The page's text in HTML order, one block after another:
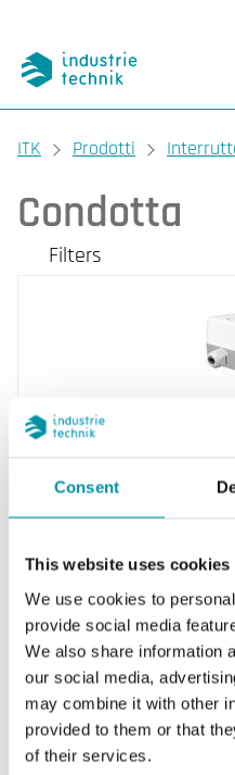
Consent
This website uses cookies
We use cookies to
provide social media
We also share information
our social media,
may combine it with other
provided to them or that
of their services.
You are here:
ITK Prodotti
Condotta
Filters
Grado di protezione
IP65 (1)
INDUSTRIETECHNIK
DBKH-10
Umidostato
canali d'aria
Tipo di contatto
Microinterruttore SPDT
Elemento sensibile
Film polimerico sintetico